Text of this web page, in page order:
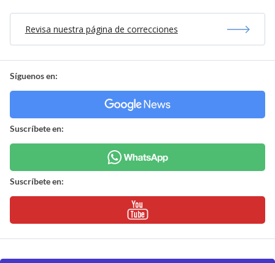
Revisa nuestra página de correcciones
Síguenos en:
Suscríbete en:
Suscríbete en: